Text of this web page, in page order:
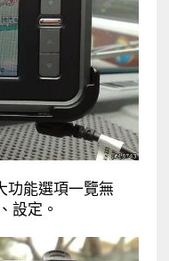
功能選項一覽無
設定。